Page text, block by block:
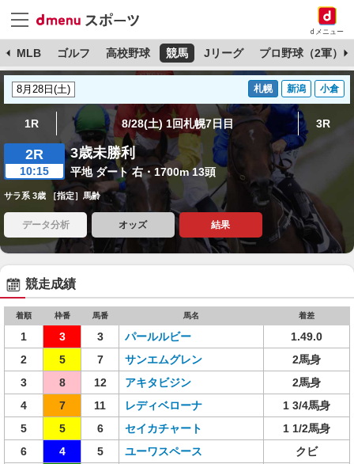
dメニュー
MLB ゴルフ 高校野球 競馬 Jリーグ プロ野球（2軍）
札幌 新潟 小倉
1R 8/28(土) 1回札幌7日目 3R
2R
10:15
3歳未勝利
平地 ダート 右・1700m 13頭
サラ系 3歳 ［指定］馬齢
データ分析 オッズ 結果
競走成績
着順 枠番 馬番 馬名 着差
1 3 3 パールルビー
1.49.0
2
5 7 サンエムグレン
2馬身
3
8 12 アキタビジン
2馬身
4
7 11 レディベローナ
1 3/4馬身
5
5 6 セイカチャート
1 1/2馬身
6
4 5 ユーワスペース
クビ